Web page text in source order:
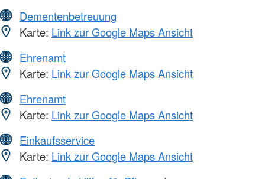
Dementenbetreuung
Karte: Link zur Google Maps Ansicht
Ehrenamt
Karte: Link zur Google Maps Ansicht
Ehrenamt
Karte: Link zur Google Maps Ansicht
Einkaufsservice
Karte: Link zur Google Maps Ansicht